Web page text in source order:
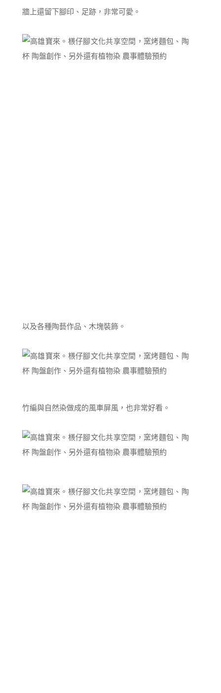
牆上還留下腳印、足跡，非常可愛。
以及各種陶藝作品、木塊裝飾。
竹編與自然染做成的風車屏風，也非常好看。